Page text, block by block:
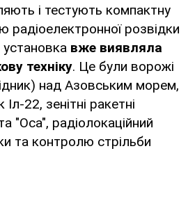
і тестують компактну
радіоелектронної розвідки
вже виявляла
техніку. Це були ворожі
над Азовським морем,
22, зенітні ракетні
"Оса", радіолокаційний
та контролю стрільби